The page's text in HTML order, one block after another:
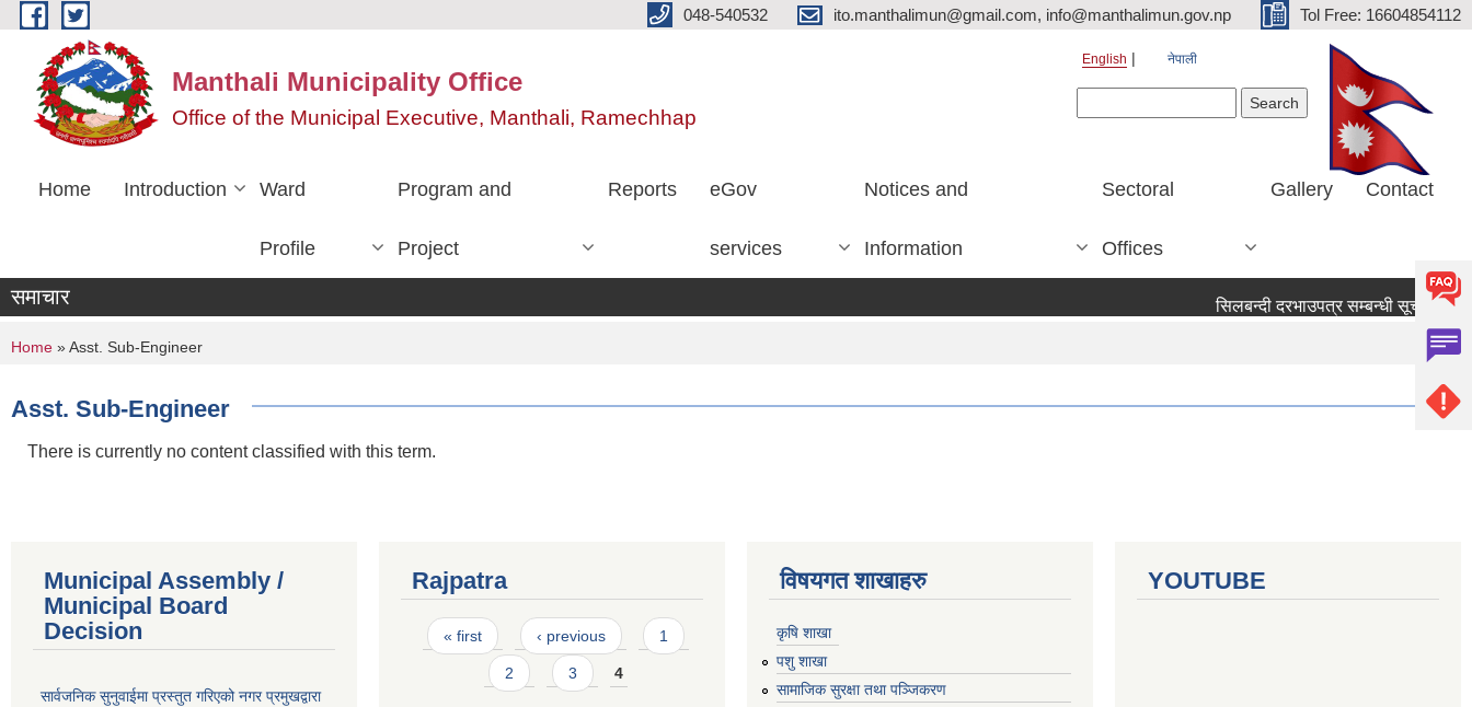
Skip to main content 048-540532 ito.manthalimun@gmail.com, info@manthalimun.gov.np Tol Free: 16604854112
Manthali Municipality Office
Office of the Municipal Executive, Manthali, Ramechhap
English नेपाली
Home Introduction Ward
Profile
Program and
Project
Reports eGov
services
Notices and
Information
Sectoral
Offices
Gallery Contact
समाचार सिलबन्दी दरभाउपत्र सम्बन्धी सूचना ।
You are here
Home » Asst. Sub-Engineer
Asst. Sub-Engineer
There is currently no content classified with this term.
Municipal Assembly /
Municipal Board
Decision
सार्वजनिक सुनुवाईमा प्रस्तुत गरिएको नगर प्रमुखद्वारा
Rajpatra
Pages
« first ‹ previous 1
2 3 4
विषयगत शाखाहरु
कृषि शाखा
पशु शाखा
सामाजिक सुरक्षा तथा पञ्जिकरण
YOUTUBE